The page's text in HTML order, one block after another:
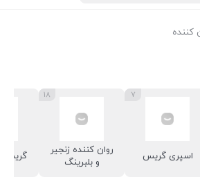
کننده
اسپری گریس
7
روان کننده زنجیر
و بلبرینگ
18
گریس